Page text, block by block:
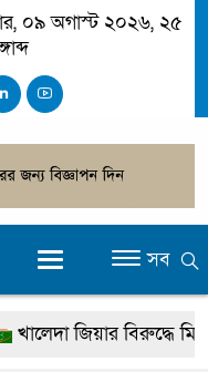
০৯ অগাস্ট ২০২৬, ২৫
সব
জিয়ার বিরুদ্ধে মিথ্যা